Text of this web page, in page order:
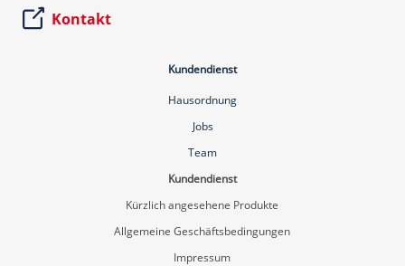
Kontakt
Kundendienst
Hausordnung
Jobs
Team
Kundendienst
Kürzlich angesehene Produkte
Allgemeine Geschäftsbedingungen
Impressum